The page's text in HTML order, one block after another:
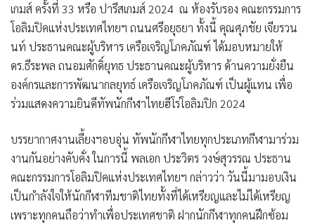
เกมส์ ครั้งที่ 33 หรือ ปารีสเกมส์ 2024 ณ ห้องรับรอง คณะกรรมการ
โอลิมปิคแห่งประเทศไทยฯ ถนนศรีอยุธยา ทั้งนี้ คุณศุภชัย เจียรวน
นท์ ประธานคณะผู้บริหาร เครือเจริญโภคภัณฑ์ ได้มอบหมายให้
ดร.ธีระพล ถนอมศักดิ์ยุทธ ประธานคณะผู้บริหาร ด้านความยั่งยืน
องค์กรและการพัฒนากลยุทธ์ เครือเจริญโภคภัณฑ์ เป็นผู้แทน เพื่อ
ร่วมแสดงความยินดีทัพนักกีฬาไทยฮีโร่โอลิมปิก 2024
บรรยากาศงานเลี้ยงฯอบอุ่น ทัพนักกีฬาไทยทุกประเภทกีฬามาร่วม
งานกันอย่างคับคั่ง ในการนี้ พลเอก ประวิตร วงษ์สุวรรณ ประธาน
คณะกรรมการโอลิมปิคแห่งประเทศไทยฯ กล่าวว่า วันนี้มามอบเงิน
เป็นกำลังใจให้นักกีฬาทีมชาติไทยทั้งที่ได้เหรียญและไม่ได้เหรียญ
เพราะทุกคนถือว่าทำเพื่อประเทศชาติ ฝากนักกีฬาทุกคนฝึกซ้อม